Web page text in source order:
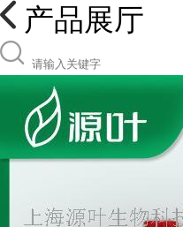
产品展厅